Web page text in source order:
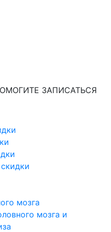
ЗАПИСАТЬСЯ
мозга
мозга и